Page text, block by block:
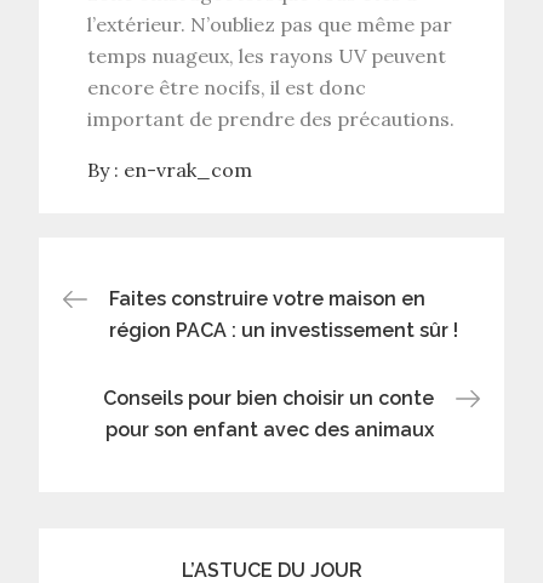
l’extérieur. N’oubliez pas que même par
temps nuageux, les rayons UV peuvent
encore être nocifs, il est donc
important de prendre des précautions.
By : en-vrak_com
Navigation
l’article
Faites construire votre maison en
région PACA : un investissement sûr !
Conseils pour bien choisir un conte
pour son enfant avec des animaux
L’ASTUCE DU JOUR